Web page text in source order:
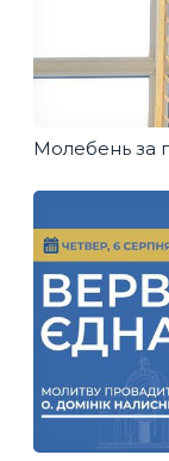
Молебень за